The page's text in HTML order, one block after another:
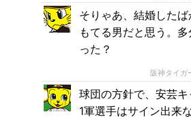
そりゃあ、結婚した
もてる男だと思う。
った？
阪神タイガ
球団の方針で、安芸
1軍選手はサイン出来